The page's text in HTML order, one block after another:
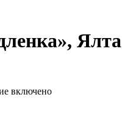
Ялта
включено